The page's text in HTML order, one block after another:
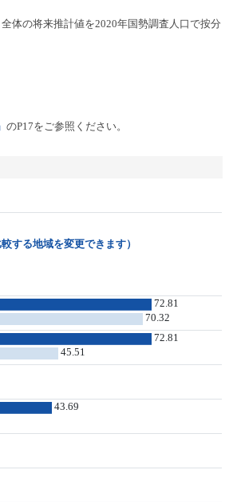
体の将来推計値を2020年国勢調査人口で按分
のP17をご参照ください。
する地域を変更できます）
72.81
70.32
72.81
45.51
43.69